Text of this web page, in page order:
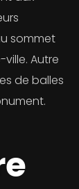
sommet
Autre
de balles